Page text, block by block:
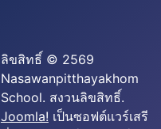
ลิขสิทธิ์ © 2569
Nasawanpitthayakhom
School. สงวนลิขสิทธิ์.
Joomla! เป็นซอฟต์แวร์เสรี